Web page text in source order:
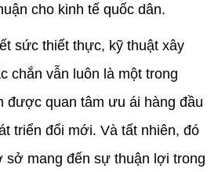
cho kinh tế quốc dân.
sức thiết thực, kỹ thuật xây
chắn vẫn luôn là một trong
được quan tâm ưu ái hàng đầu
triển đổi mới. Và tất nhiên, đó
sở mang đến sự thuận lợi trong